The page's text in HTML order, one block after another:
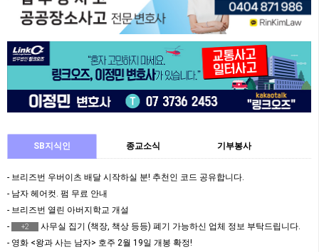
SB지식인 종교소식 기부봉사
- 브리즈번 우버이츠 배달 시작하실 분! 추천인 코드 공유합니다.
- 남자 헤어컷. 펌 무료 안내
- 브리즈번 열린 아버지학교 개설
-
+2
사무실 집기 (책장, 책상 등등) 폐기 가능하신 업체 정보 부탁드립니다.
- 영화 <왕과 사는 남자> 호주 2월 19일 개봉 확정!